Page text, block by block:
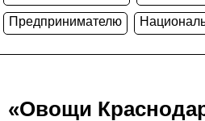
Предпринимателю
«Овощи